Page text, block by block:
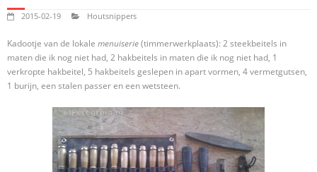
2015-02-19 Houtsnippers
Kadootje van de lokale menuiserie(timmerwerkplaats): 2 steekbeitels in
maten die ik nog niet had, 2 hakbeitels in maten die ik nog niet had, 1
verkropte hakbeitel, 5 hakbeitels geslepen in apart vormen, 4 vermetgutsen,
1 burijn, een stalen passer en een wetsteen.